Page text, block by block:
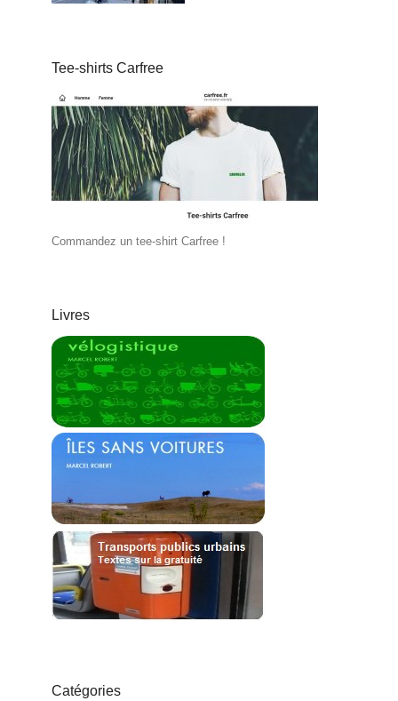
Tee-shirts Carfree
Commandez un tee-shirt Carfree !
Livres
Catégories